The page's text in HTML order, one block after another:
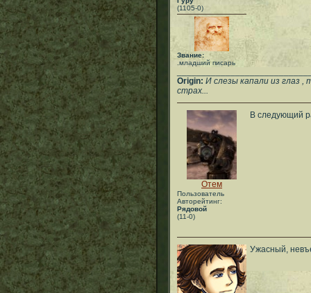
(1105-0)
Звание:
.младший писарь
Origin: И слезы капали из глаз
страх...
Отем
Пользователь
Авторейтинг:
Рядовой
(11-0)
В следующий
Ужасный,